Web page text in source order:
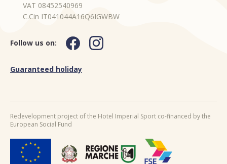
VAT 08452540969
C.Cin IT041044A16Q6IGWBW
Follow us on:
Guaranteed holiday
Redevelopment project of the Hotel Imperial Sport co-financed by the
European Social Fund